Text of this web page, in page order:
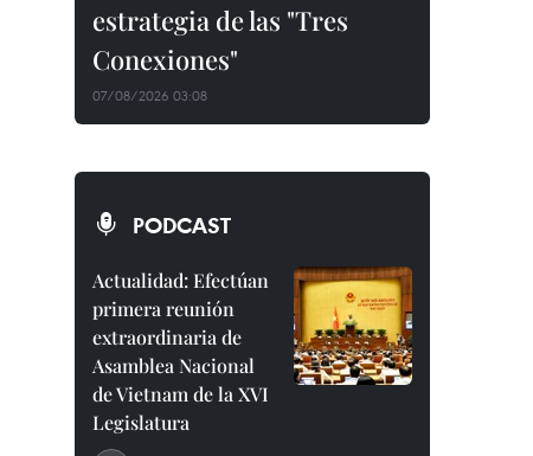
estrategia de las "Tres
Conexiones"
07/08/2026 03:08
PODCAST
Actualidad: Efectúan
primera reunión
extraordinaria de
Asamblea Nacional
de Vietnam de la XVI
Legislatura